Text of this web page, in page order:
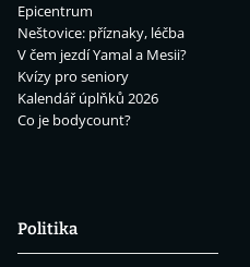
Epicentrum
Neštovice: příznaky, léčba
V čem jezdí Yamal a Mesii?
Kvízy pro seniory
Kalendář úplňků 2026
Co je bodycount?
Politika